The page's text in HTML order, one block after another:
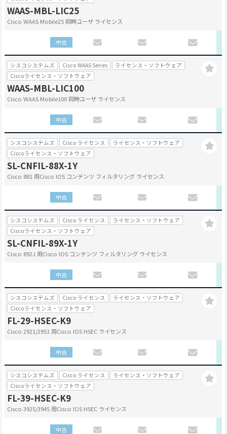
WAAS-MBL-LIC25
Cisco WAAS Mobile25 同時ユーザ ライセンス
中古
シスコシステムズ Cisco WAAS Series
ライセンス・ソフトウェア
Ciscoライセンス・ソフトウェア
WAAS-MBL-LIC100
Cisco WAAS Mobile100 同時ユーザ ライセンス
中古
シスコシステムズ Cisco ライセンス
ライセンス・ソフトウェア
Ciscoライセンス・ソフトウェア
SL-CNFIL-88X-1Y
Cisco 881 用Cisco IOS コンテンツ フィルタリング ライセンス
中古
シスコシステムズ Cisco ライセンス
ライセンス・ソフトウェア
Ciscoライセンス・ソフトウェア
SL-CNFIL-89X-1Y
Cisco 892J 用Cisco IOS コンテンツ フィルタリング ライセンス
中古
シスコシステムズ Cisco ライセンス
ライセンス・ソフトウェア
Ciscoライセンス・ソフトウェア
FL-29-HSEC-K9
Cisco 2921/2951 用Cisco IOS HSEC ライセンス
中古
シスコシステムズ Cisco ライセンス
ライセンス・ソフトウェア
Ciscoライセンス・ソフトウェア
FL-39-HSEC-K9
Cisco 3925/3945 用Cisco IOS HSEC ライセンス
中古